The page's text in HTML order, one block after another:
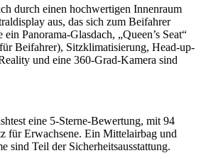
durch einen hochwertigen Innenraum
aus, das sich zum Beifahrer
Panorama-Glasdach, „Queen’s Seat“
Beifahrer), Sitzklimatisierung, Head-up-
und eine 360-Grad-Kamera sind
eine 5-Sterne-Bewertung, mit 94
für Erwachsene. Ein Mittelairbag und
sind Teil der Sicherheitsausstattung.